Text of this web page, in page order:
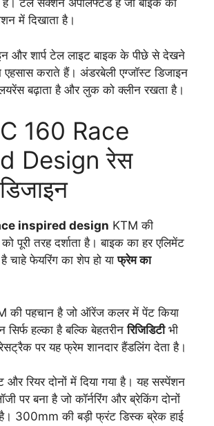
है। टेल सेक्शन अपलिफ्टेड है जो बाइक को
में दिखाता है।
और शार्प टेल लाइट बाइक के पीछे से देखने
कराते हैं। अंडरबेली एग्जॉस्ट डिजाइन
बढ़ाता है और लुक को क्लीन रखता है।
160 Race
Design रेस
inspired design KTM की
को पूरी तरह दर्शाता है। बाइक का हर एलिमेंट
चाहे फेयरिंग का शेप हो याफ्रेम का
की पहचान है जो ऑरेंज कलर में पेंट किया
सिर्फ हल्का है बल्कि बेहतरीनरिजिडिटीभी
पर यह फ्रेम शानदार हैंडलिंग देता है।
रियर दोनों में दिया गया है। यह सस्पेंशन
पर बना है जो कॉर्नरिंग और ब्रेकिंग दोनों
300mm की बड़ी फ्रंट डिस्क ब्रेक हाई